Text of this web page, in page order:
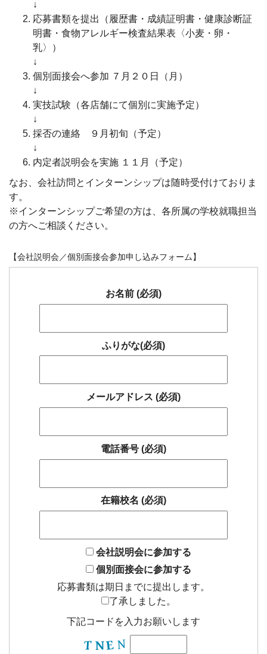
↓
応募書類を提出（履歴書・成績証明書・健康診断証
明書・食物アレルギー検査結果表〈小麦・卵・
乳〉）
↓
個別面接会へ参加 ７月２０日（月）
↓
実技試験（各店舗にて個別に実施予定）
↓
採否の連絡 ９月初旬（予定）
↓
内定者説明会を実施 １１月（予定）
なお、会社訪問とインターンシップは随時受付けておりま
す。
※インターンシップご希望の方は、各所属の学校就職担当
の方へご相談ください。
【会社説明会／個別面接会参加申し込みフォーム】
お名前 (必須)
ふりがな(必須)
メールアドレス (必須)
電話番号 (必須)
在籍校名 (必須)
会社説明会に参加する
個別面接会に参加する
応募書類は期日までに提出します。
了承しました。
下記コードを入力お願いします